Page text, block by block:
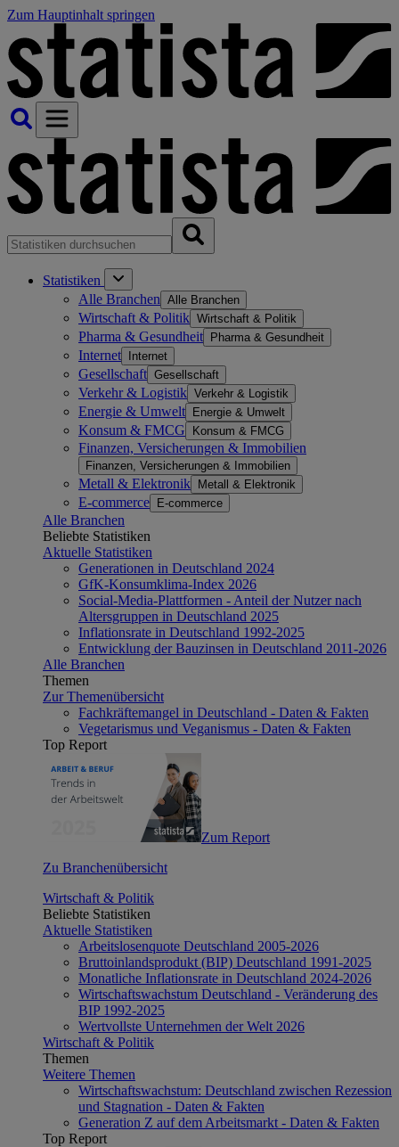
Zum Hauptinhalt springen
Statistiken
Alle Branchen Alle Branchen
Wirtschaft & Politik Wirtschaft & Politik
Pharma & Gesundheit Pharma & Gesundheit
Internet Internet
Gesellschaft Gesellschaft
Verkehr & Logistik Verkehr & Logistik
Energie & Umwelt Energie & Umwelt
Konsum & FMCG Konsum & FMCG
Finanzen, Versicherungen & Immobilien
Finanzen, Versicherungen & Immobilien
Metall & Elektronik Metall & Elektronik
E-commerce E-commerce
Alle Branchen
Beliebte Statistiken
Aktuelle Statistiken
Generationen in Deutschland 2024
GfK-Konsumklima-Index 2026
Social-Media-Plattformen - Anteil der Nutzer nach
Altersgruppen in Deutschland 2025
Inflationsrate in Deutschland 1992-2025
Entwicklung der Bauzinsen in Deutschland 2011-2026
Alle Branchen
Themen
Zur Themenübersicht
Fachkräftemangel in Deutschland - Daten & Fakten
Vegetarismus und Veganismus - Daten & Fakten
Top Report
Zum Report
Zu Branchenübersicht
Wirtschaft & Politik
Beliebte Statistiken
Aktuelle Statistiken
Arbeitslosenquote Deutschland 2005-2026
Bruttoinlandsprodukt (BIP) Deutschland 1991-2025
Monatliche Inflationsrate in Deutschland 2024-2026
Wirtschaftswachstum Deutschland - Veränderung des
BIP 1992-2025
Wertvollste Unternehmen der Welt 2026
Wirtschaft & Politik
Themen
Weitere Themen
Wirtschaftswachstum: Deutschland zwischen Rezession
und Stagnation - Daten & Fakten
Generation Z auf dem Arbeitsmarkt - Daten & Fakten
Top Report